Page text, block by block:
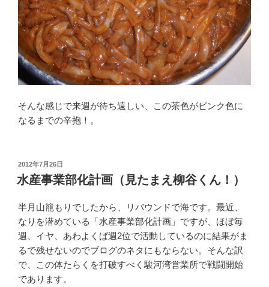
そんな感じで来週が待ち遠しい、この茶色がピンク色に
なるまでの辛抱！。
投
稿
日:
2012年7月26日
水産事業部化計画（見たまえ柳谷くん！）
半月山籠もりでしたから、リバウンドで海です。最近、
なりを潜めている「水産事業部化計画」ですが、ほぼ毎
週、イヤ、あわよくば週2位で活動しているのに結果がま
るで残せないのでブログのネタにもならない。そんな訳
で、この体たらくを打破すべく駿河湾営業所で戦闘開始
であります。